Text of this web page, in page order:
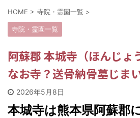
HOME > 寺院・霊園一覧 >
寺院・霊園一覧
阿蘇郡 本城寺（ほんじょ
なお寺？送骨納骨墓じま
2026年5月8日
本城寺は熊本県阿蘇郡